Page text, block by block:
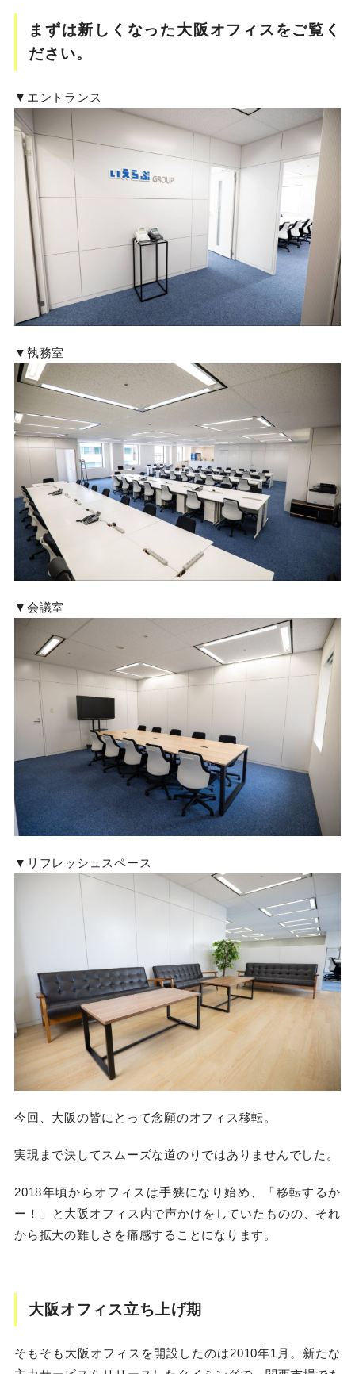
まずは新しくなった大阪オフィスをご覧く
ださい。
▼エントランス
▼執務室
▼会議室
▼リフレッシュスペース
今回、大阪の皆にとって念願のオフィス移転。
実現まで決してスムーズな道のりではありませんでした。
2018年頃からオフィスは手狭になり始め、「移転するか
ー！」と大阪オフィス内で声かけをしていたものの、それ
から拡大の難しさを痛感することになります。
大阪オフィス立ち上げ期
そもそも大阪オフィスを開設したのは2010年1月。新たな